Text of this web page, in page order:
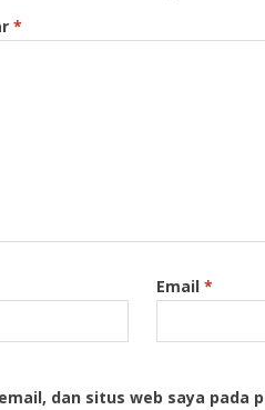
*
Email *
dan situs web saya pada